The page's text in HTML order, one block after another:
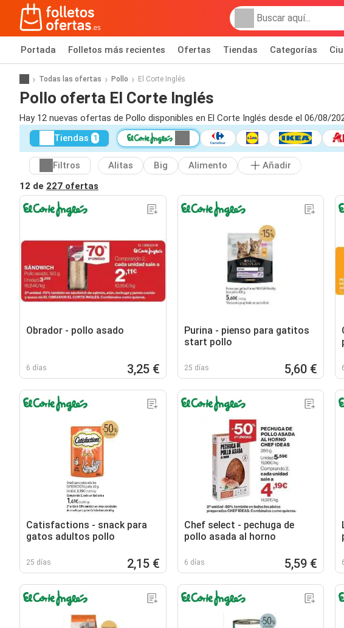
Portada Folletos más recientes Ofertas Tiendas Categorías
Todas las ofertas Pollo El Corte Inglés
Pollo oferta El Corte Inglés
Hay 12 nuevas ofertas de Pollo disponibles en El Corte Inglés desde el 06/08/
Tiendas 1
Filtros Alitas Big Alimento
Añadir
12 de 227 ofertas
Obrador - pollo asado
6 días 3,25 €
Purina - pienso para gatitos
start pollo
25 días 5,60 €
Catisfactions - snack para
gatos adultos pollo
25 días 2,15 €
Chef select - pechuga de
pollo asada al horno
6 días 5,59 €